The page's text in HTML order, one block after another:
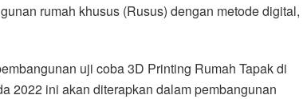
rumah khusus (Rusus) dengan metode digital,
uji coba 3D Printing Rumah Tapak di
2022 ini akan diterapkan dalam pembangunan